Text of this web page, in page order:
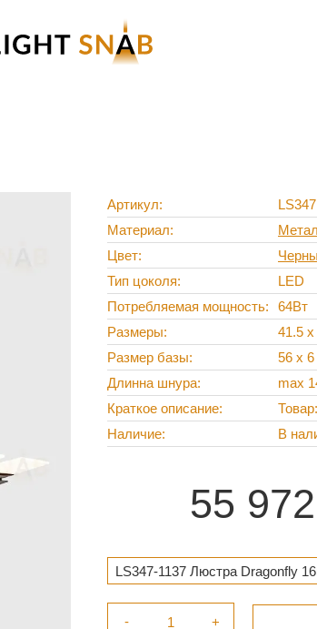
Артикул
LS347
Материал
Цвет
Тип цоколя
LED
Потребляемая мощность
64Вт
Размеры
41.5
Размер базы
56 x
Длинна шнура
max
Краткое описание
Наличие
В
55 972
LS347-1137 Люстра Dragonfly